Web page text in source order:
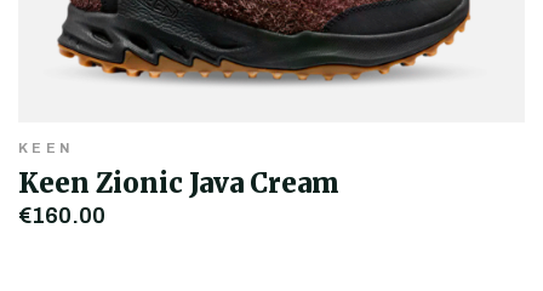
KEEN
Keen Zionic Java Cream
€160,00